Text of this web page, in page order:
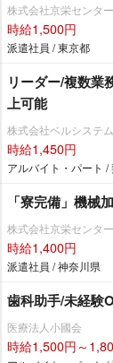
株式会社京栄センター
時給1,500円
派遣社員 / 東京都
リーダー/複数業
上可能
株式会社ベルシステ
時給1,450円
アルバイト・パート /
「寮完備」機械
株式会社京栄センター
時給1,400円
派遣社員 / 神奈川県
歯科助手/未経験
医療法人小國会
時給1,500円～